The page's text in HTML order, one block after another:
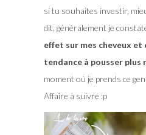
si tu souhaites investir,
dit, généralement je
effet sur mes cheveux et
tendance à pousser plus
moment où je prends ce
Affaire à suivre :p